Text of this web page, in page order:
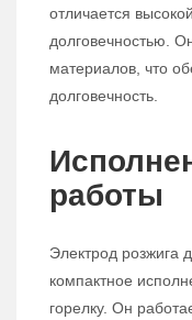
отличается
долговечностью.
материалов, что
долговечность.
работы
Электрод розжига
компактное
горелку. Он